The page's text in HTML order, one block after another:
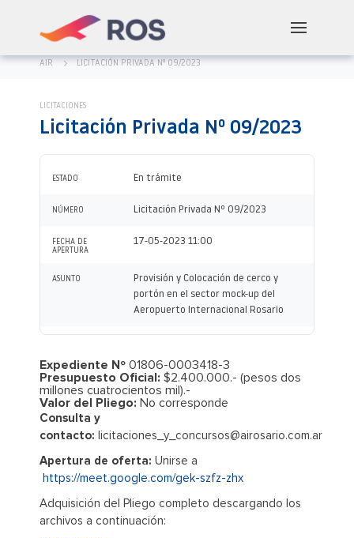
AIR LICITACIÓN PRIVADA Nº 09/2023
LICITACIONES
Licitación Privada Nº 09/2023
ESTADO En trámite
NÚMERO Licitación Privada Nº 09/2023
FECHA DE
APERTURA
17-05-2023 11:00
ASUNTO
Provisión y Colocación de cerco y
portón en el sector mock-up del
Aeropuerto Internacional Rosario
Expediente Nº 01806-0003418-3
Presupuesto Oficial: $2.400.000.- (pesos dos
millones cuatrocientos mil).-
Valor del Pliego: No corresponde
Consulta y
contacto: licitaciones_y_concursos@airosario.com.ar
Apertura de oferta: Unirse a
https://meet.google.com/gek-szfz-zhx
Adquisición del Pliego completo descargando los
archivos a continuación: